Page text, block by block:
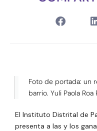
Foto de portada: un
barrio. Yuli Paola
El Instituto Distrital de
presenta a las y los